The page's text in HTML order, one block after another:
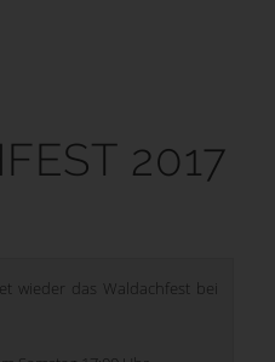
2017
wieder das Waldachfest bei